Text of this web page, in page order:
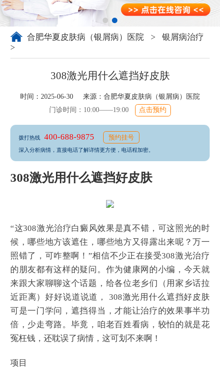
合肥华夏皮肤病（银屑病）医院 >
银屑病治疗
>
308激光用什么遮挡好皮肤
时间：2025-06-30 来源： 合肥华夏皮肤病（银屑病）医院
门诊时间：10:00——19:00
点击预约
拨打热线 400-688-9875 预约挂号
深入分析病情，直接电话了解详情更方便，电话程加密。
308激光用什么遮挡好皮肤
“这308激光治疗白癜风效果是真不错，可这照光的时
候，哪些地方该遮住，哪些地方又得露出来呢？万一
照错了，可咋整啊！”相信不少正在接受308激光治疗
的朋友都有这样的疑问。作为健康网的小编，今天就
来跟大家聊聊这个话题，给各位老乡们（用家乡话拉
近距离）好好说道说道， 308激光用什么遮挡好皮肤
可是一门学问，遮挡得当，才能让治疗的效果事半功
倍，少走弯路。毕竟，咱老百姓看病，较怕的就是花
冤枉钱，还耽误了病情，这可划不来啊！
项目